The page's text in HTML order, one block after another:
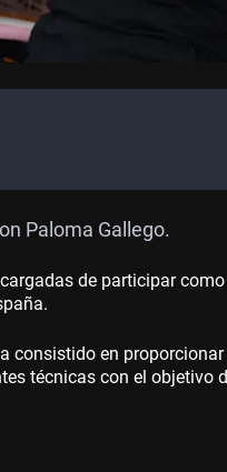
Paloma Gallego.
de participar
consistido en
técnicas con el objetivo